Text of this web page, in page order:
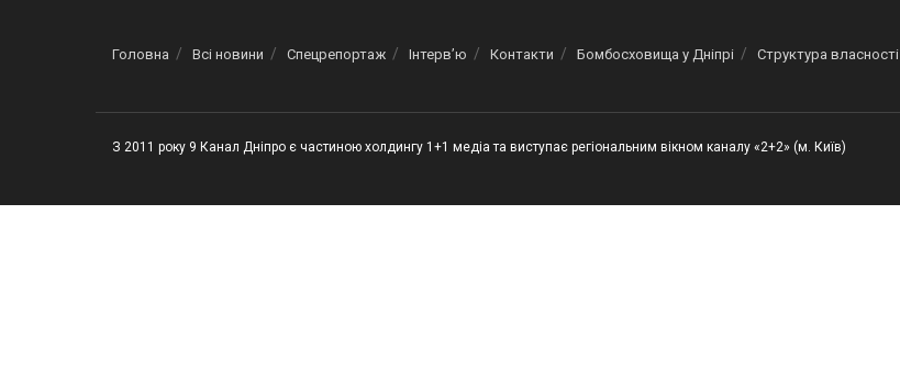
Головна Всі новини Спецрепортаж Інтерв’ю Контакти Бомбосховища у Дніпрі Структура власності
З 2011 року 9 Канал Дніпро є частиною холдингу 1+1 медіа та виступає регіональним вікном каналу «2+2» (м. Київ)